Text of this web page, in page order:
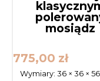
mosiądz
775,00 zł
Wymiary:36 × 36 ×